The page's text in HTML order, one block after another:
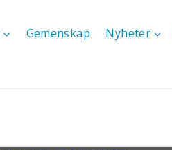
Gemenskap Nyheter